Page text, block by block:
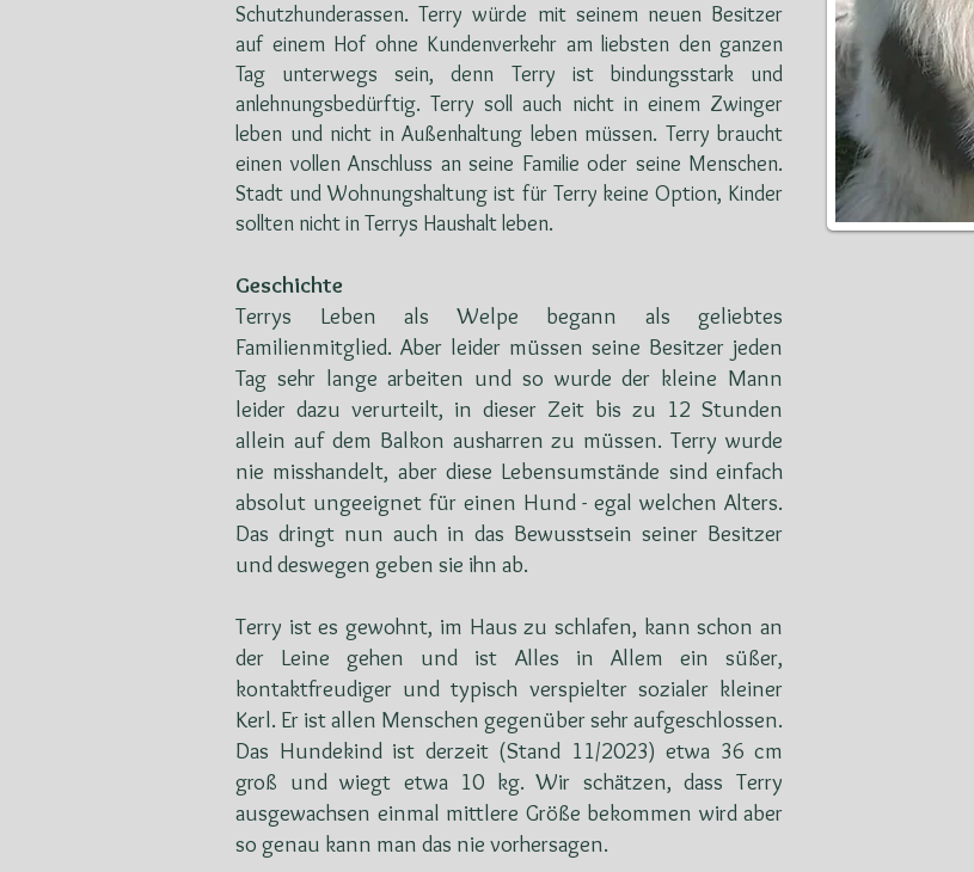
Schutzhunderassen. Terry würde mit seinem neuen Besitzer
auf einem Hof ohne Kundenverkehr am liebsten den ganzen
Tag unterwegs sein, denn Terry ist bindungsstark und
anlehnungsbedürftig. Terry soll auch nicht in einem Zwinger
leben und nicht in Außenhaltung leben müssen. Terry braucht
einen vollen Anschluss an seine Familie oder seine Menschen.
Stadt und Wohnungshaltung ist für Terry keine Option, Kinder
sollten nicht in Terrys Haushalt leben.
Geschichte
Terrys Leben als Welpe begann als geliebtes
Familienmitglied. Aber leider müssen seine Besitzer jeden
Tag sehr lange arbeiten und so wurde der kleine Mann
leider dazu verurteilt, in dieser Zeit bis zu 12 Stunden
allein auf dem Balkon ausharren zu müssen. Terry wurde
nie misshandelt, aber diese Lebensumstände sind einfach
absolut ungeeignet für einen Hund - egal welchen Alters.
Das dringt nun auch in das Bewusstsein seiner Besitzer
und deswegen geben sie ihn ab.
Terry ist es gewohnt, im Haus zu schlafen, kann schon an
der Leine gehen und ist Alles in Allem ein süßer,
kontaktfreudiger und typisch verspielter sozialer kleiner
Kerl. Er ist allen Menschen gegenüber sehr aufgeschlossen.
Das Hundekind ist derzeit (Stand 11/2023) etwa 36 cm
groß und wiegt etwa 10 kg. Wir schätzen, dass Terry
ausgewachsen einmal mittlere Größe bekommen wird aber
so genau kann man das nie vorhersagen.